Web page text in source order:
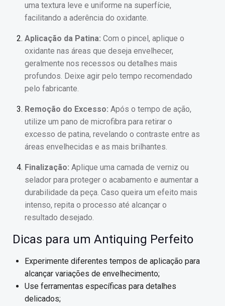
uma textura leve e uniforme na superfície,
facilitando a aderência do oxidante.
Aplicação da Patina: Com o pincel, aplique o
oxidante nas áreas que deseja envelhecer,
geralmente nos recessos ou detalhes mais
profundos. Deixe agir pelo tempo recomendado
pelo fabricante.
Remoção do Excesso: Após o tempo de ação,
utilize um pano de microfibra para retirar o
excesso de patina, revelando o contraste entre as
áreas envelhecidas e as mais brilhantes.
Finalização: Aplique uma camada de verniz ou
selador para proteger o acabamento e aumentar a
durabilidade da peça. Caso queira um efeito mais
intenso, repita o processo até alcançar o
resultado desejado.
Dicas para um Antiquing Perfeito
Experimente diferentes tempos de aplicação para
alcançar variações de envelhecimento;
Use ferramentas específicas para detalhes
delicados;